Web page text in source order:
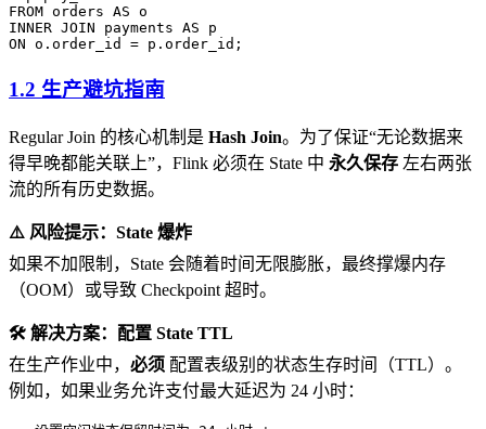
FROM orders AS o
INNER JOIN payments AS p
ON o . order_id = p . order_id ;
1.2 生产避坑指南
Regular Join 的核心机制是 Hash Join。为了保证“无论数据来
得早晚都能关联上”，Flink 必须在 State 中 永久保存 左右两张
流的所有历史数据。
⚠️ 风险提示：State 爆炸
如果不加限制，State 会随着时间无限膨胀，最终撑爆内存
（OOM）或导致 Checkpoint 超时。
🛠️ 解决方案：配置 State TTL
在生产作业中， 必须 配置表级别的状态生存时间（TTL）。
例如，如果业务允许支付最大延迟为 24 小时：